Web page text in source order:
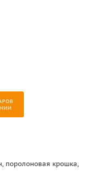
поролоновая крошка,